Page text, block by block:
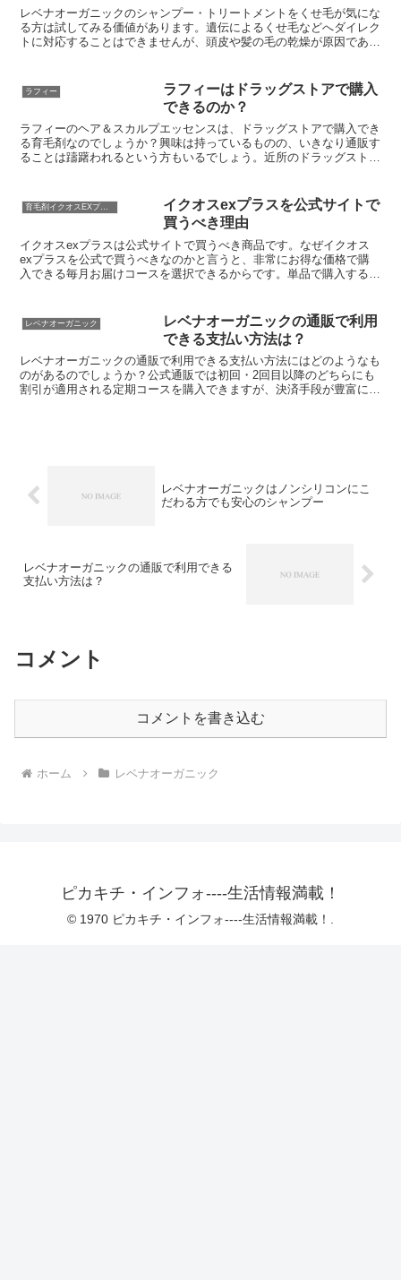
レベナオーガニックのシャンプー・トリートメントをくせ毛が気にな
る方は試してみる価値があります。遺伝によるくせ毛などへダイレク
トに対応することはできませんが、頭皮や髪の毛の乾燥が原因であれ
ラフィー
ラフィーはドラッグストアで購入
できるのか？
ラフィーのヘア＆スカルプエッセンスは、ドラッグストアで購入でき
る育毛剤なのでしょうか？興味は持っているものの、いきなり通販す
ることは躊躇われるという方もいるでしょう。近所のドラッグストア
育毛剤イクオスEXプラスの考察
イクオスexプラスを公式サイトで
買うべき理由
イクオスexプラスは公式サイトで買うべき商品です。なぜイクオス
exプラスを公式で買うべきなのかと言うと、非常にお得な価格で購
入できる毎月お届けコースを選択できるからです。単品で購入する場
レベナオーガニック
レベナオーガニックの通販で利用
できる支払い方法は？
レベナオーガニックの通販で利用できる支払い方法にはどのようなも
のがあるのでしょうか？公式通販では初回・2回目以降のどちらにも
割引が適用される定期コースを購入できますが、決済手段が豊富に用
レベナオーガニックはノンシリコンにこ
だわる方でも安心のシャンプー
レベナオーガニックの通販で利用できる
支払い方法は？
コメント
コメントを書き込む
ホーム レベナオーガニック
ピカキチ・インフォ----生活情報満載！
© 1970 ピカキチ・インフォ----生活情報満載！.